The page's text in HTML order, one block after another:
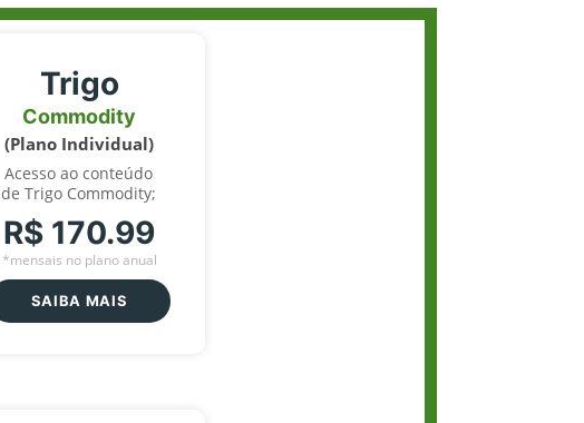
Trigo
Commodity
(Plano Individual)
Acesso ao conteúdo
de Trigo Commodity;
R$ 170.99
*mensais no plano anual
SAIBA MAIS